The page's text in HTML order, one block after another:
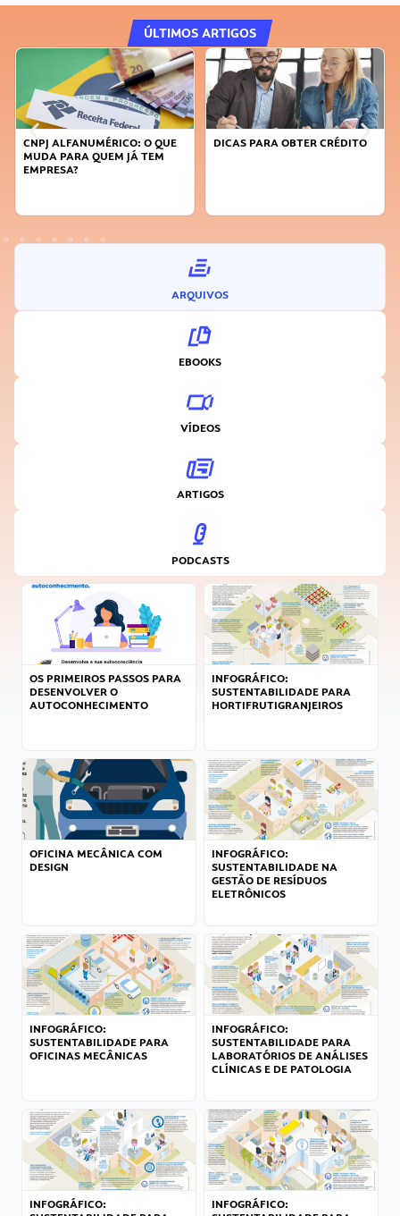
ÚLTIMOS ARTIGOS
CNPJ ALFANUMÉRICO: O QUE
MUDA PARA QUEM JÁ TEM
EMPRESA?
DICAS PARA OBTER CRÉDITO
ARQUIVOS
EBOOKS
VÍDEOS
ARTIGOS
PODCASTS
OS PRIMEIROS PASSOS PARA
DESENVOLVER O
AUTOCONHECIMENTO
INFOGRÁFICO:
SUSTENTABILIDADE PARA
HORTIFRUTIGRANJEIROS
OFICINA MECÂNICA COM
DESIGN
INFOGRÁFICO:
SUSTENTABILIDADE NA
GESTÃO DE RESÍDUOS
ELETRÔNICOS
INFOGRÁFICO:
SUSTENTABILIDADE PARA
OFICINAS MECÂNICAS
INFOGRÁFICO:
SUSTENTABILIDADE PARA
LABORATÓRIOS DE ANÁLISES
CLÍNICAS E DE PATOLOGIA
INFOGRÁFICO:
INFOGRÁFICO: